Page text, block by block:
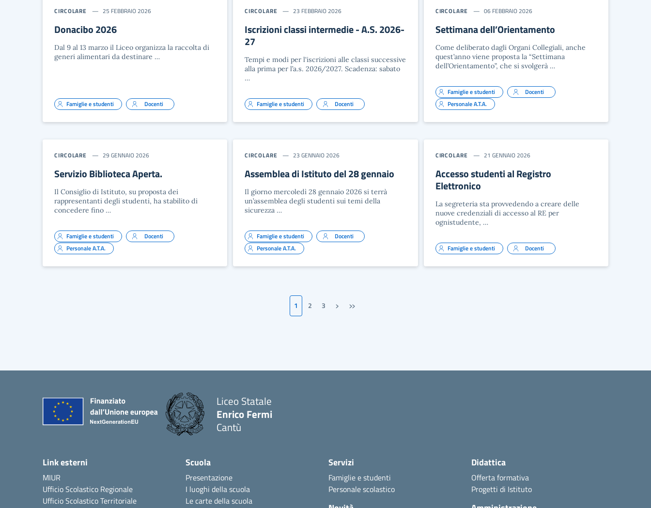
CIRCOLARE 25 FEBBRAIO 2026
Donacibo 2026
Dal 9 al 13 marzo il Liceo organizza la raccolta di
generi alimentari da destinare …
Famiglie e studenti Docenti
CIRCOLARE 23 FEBBRAIO 2026
Iscrizioni classi intermedie - A.S. 2026-
27
Tempi e modi per l'iscrizioni alle classi successive
alla prima per l’a.s. 2026/2027. Scadenza: sabato
…
Famiglie e studenti Docenti
CIRCOLARE 06 FEBBRAIO 2026
Settimana dell’Orientamento
Come deliberato dagli Organi Collegiali, anche
quest’anno viene proposta la “Settimana
dell’Orientamento”, che si svolgerà …
Famiglie e studenti
Docenti
Personale A.T.A.
CIRCOLARE 29 GENNAIO 2026
Servizio Biblioteca Aperta.
Il Consiglio di Istituto, su proposta dei
rappresentanti degli studenti, ha stabilito di
concedere fino …
Famiglie e studenti
Docenti
Personale A.T.A.
CIRCOLARE 23 GENNAIO 2026
Assemblea di Istituto del 28 gennaio
Il giorno mercoledì 28 gennaio 2026 si terrà
un’assemblea degli studenti sui temi della
sicurezza …
Famiglie e studenti
Docenti
Personale A.T.A.
CIRCOLARE 21 GENNAIO 2026
Accesso studenti al Registro
Elettronico
La segreteria sta provvedendo a creare delle
nuove credenziali di accesso al RE per
ognistudente, …
Famiglie e studenti Docenti
1 2 3 Pagina successiva
› Ultima pagina
»
Liceo Statale
Enrico Fermi
Cantù
Link esterni
MIUR
Ufficio Scolastico Regionale
Ufficio Scolastico Territoriale
Scuola
Presentazione
I luoghi della scuola
Le carte della scuola
Servizi
Famiglie e studenti
Personale scolastico
Didattica
Offerta formativa
Progetti di Istituto